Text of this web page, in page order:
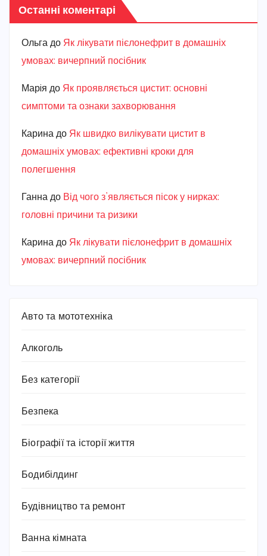
Останні коментарі
Ольга до Як лікувати пієлонефрит в домашніх
умовах: вичерпний посібник
Марiя до Як проявляється цистит: основні
симптоми та ознаки захворювання
Карина до Як швидко вилікувати цистит в
домашніх умовах: ефективні кроки для
полегшення
Ганна до Від чого з’являється пісок у нирках:
головні причини та ризики
Карина до Як лікувати пієлонефрит в домашніх
умовах: вичерпний посібник
Авто та мототехніка
Алкоголь
Без категорії
Безпека
Біографії та історії життя
Бодибілдинг
Будівництво та ремонт
Ванна кімната